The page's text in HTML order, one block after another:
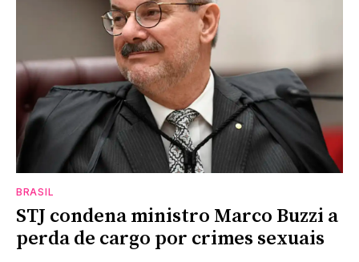
BRASIL
STJ condena ministro Marco Buzzi a
perda de cargo por crimes sexuais